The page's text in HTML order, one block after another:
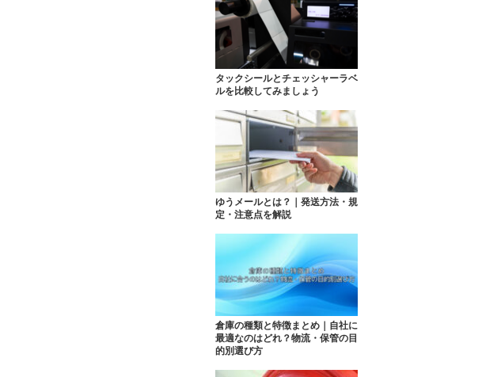
タックシールとチェッシャーラベ
ルを比較してみましょう
ゆうメールとは？｜発送方法・規
定・注意点を解説
倉庫の種類と特徴まとめ｜自社に
最適なのはどれ？物流・保管の目
的別選び方